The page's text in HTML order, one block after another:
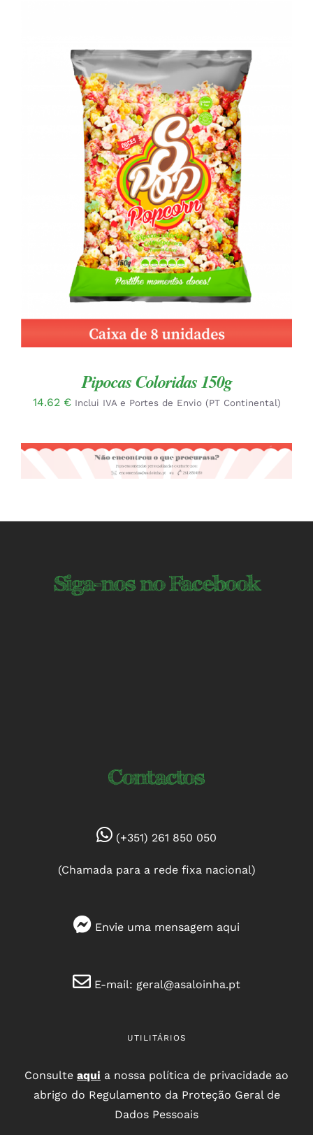
ADICIONAR
/
DETALHES
Pipocas Coloridas 150g
14.62 € Inclui IVA e Portes de Envio (PT Continental)
Siga-nos no Facebook
Contactos
(+351) 261 850 050
(Chamada para a rede fixa nacional)
Envie uma mensagem aqui
E-mail: geral@asaloinha.pt
UTILITÁRIOS
Consulte aqui a nossa política de privacidade ao
abrigo do Regulamento da Proteção Geral de
Dados Pessoais